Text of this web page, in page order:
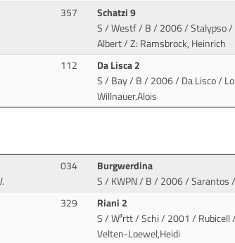
357
Schatzi 9
S / Westf / B / 2006 / Stalypso /
Albert / Z: Ramsbrock, Heinrich
112
Da Lisca 2
S / Bay / B / 2006 / Da Lisco /
Willnauer,Alois
034
Burgwerdina
S / KWPN / B / 2006 / Sarantos
329
Riani 2
S / W³rtt / Schi / 2001 / Rubicell
Velten-Loewel,Heidi